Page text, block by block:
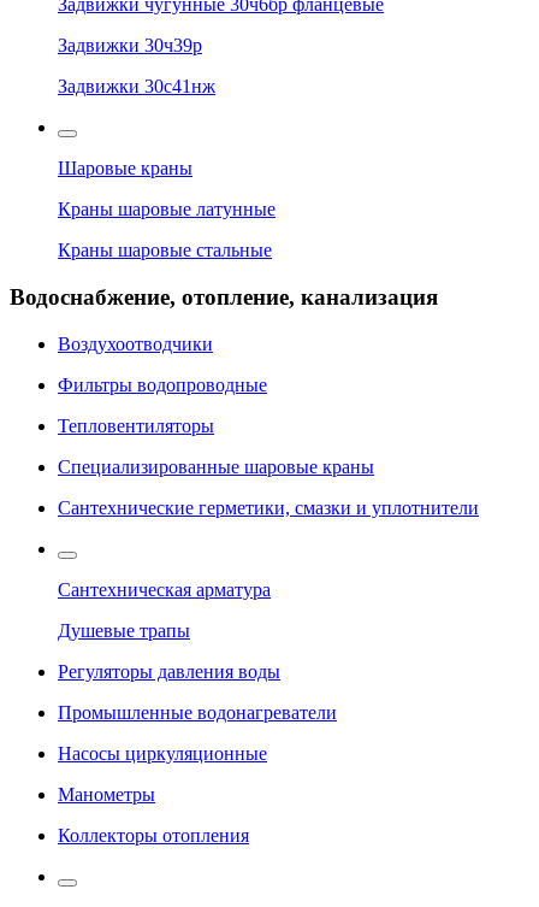
Задвижки чугунные 30ч6бр фланцевые
Задвижки 30ч39р
Задвижки 30с41нж
Шаровые краны
Краны шаровые латунные
Краны шаровые стальные
Водоснабжение, отопление, канализация
Воздухоотводчики
Фильтры водопроводные
Тепловентиляторы
Специализированные шаровые краны
Сантехнические герметики, смазки и уплотнители
Сантехническая арматура
Душевые трапы
Регуляторы давления воды
Промышленные водонагреватели
Насосы циркуляционные
Манометры
Коллекторы отопления